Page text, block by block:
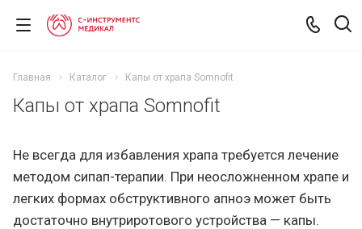
Главная Каталог Капы от храпа Somnofit
Капы от храпа Somnofit
Не всегда для избавления храпа требуется лечение
методом сипап-терапии. При неосложненном храпе и
легких формах обструктивного апноэ может быть
достаточно внутриротового устройства — капы.